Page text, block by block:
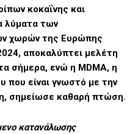
κοκαΐνης και
λύματα των
χωρών της Ευρώπης
αποκαλύπτει μελέτη
σήμερα, ενώ η MDMA, η
που είναι γνωστό με την
σημείωσε καθαρή πτώση.
κατανάλωσης